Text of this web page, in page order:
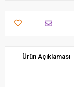
Ürün Açıklaması